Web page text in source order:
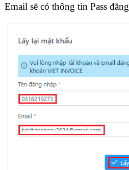
Email sẽ có thông tin Pass đăng